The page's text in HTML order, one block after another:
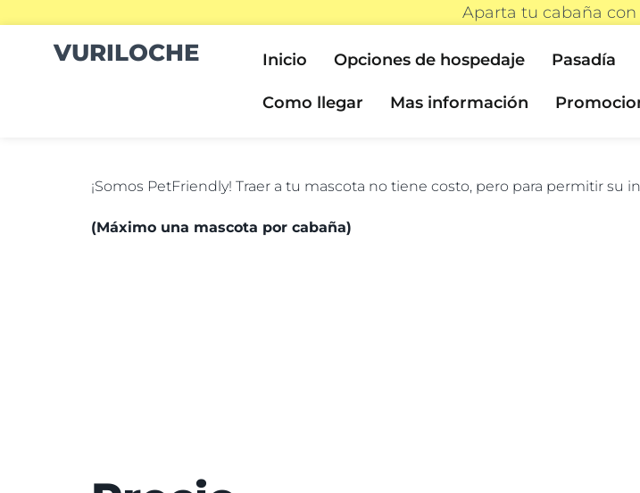
Aparta tu cabaña
VURILOCHE Inicio Opciones de hospedaje Pasadía
Como llegar Mas información
¡Somos PetFriendly! Traer a tu mascota no tiene costo, pero para permitir
(Máximo una mascota por cabaña)